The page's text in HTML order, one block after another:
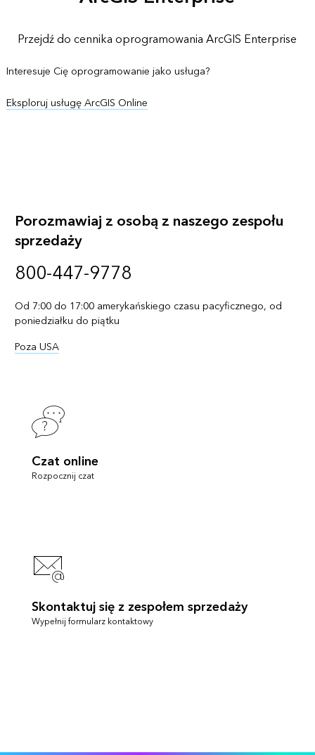
Przejdź do cennika oprogramowania ArcGIS Enterprise
Interesuje Cię oprogramowanie jako usługa?
Eksploruj usługę ArcGIS Online
Porozmawiaj z osobą z naszego zespołu
sprzedaży
800-447-9778
Od 7:00 do 17:00 amerykańskiego czasu pacyficznego, od
poniedziałku do piątku
Poza USA
Czat online
Rozpocznij czat
Skontaktuj się z zespołem sprzedaży
Wypełnij formularz kontaktowy